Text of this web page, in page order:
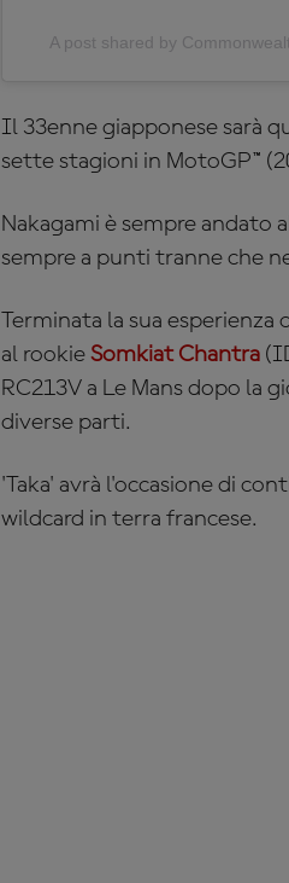
A post shared by
Il 33enne giapponese sarà
sette stagioni in MotoGP™
Nakagami è sempre andato
sempre a punti tranne che
Terminata la sua
al rookie Somkiat Chantra
RC213V a Le Mans dopo la
diverse parti.
'Taka' avrà l'occasione di
wildcard in terra francese.